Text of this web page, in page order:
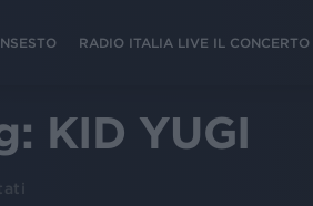
RADIO ITALIA LIVE IL CONCERTO
KID YUGI